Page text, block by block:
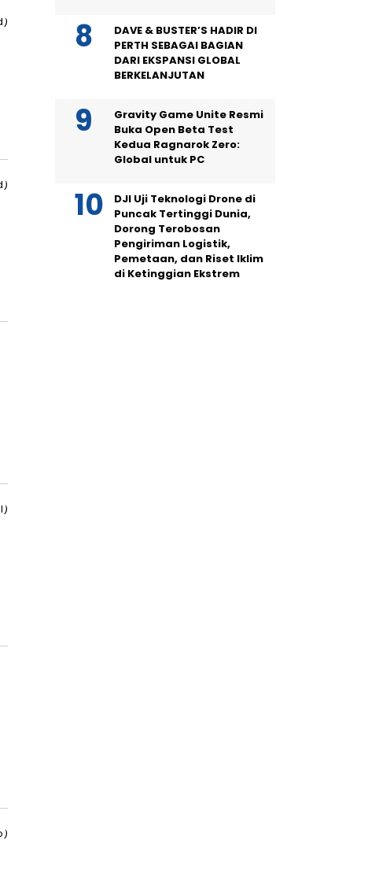
DAVE & BUSTER’S HADIR DI
PERTH SEBAGAI BAGIAN
DARI EKSPANSI GLOBAL
BERKELANJUTAN
Gravity Game Unite Resmi
Buka Open Beta Test
Kedua Ragnarok Zero:
Global untuk PC
DJI Uji Teknologi Drone di
Puncak Tertinggi Dunia,
Dorong Terobosan
Pengiriman Logistik,
Pemetaan, dan Riset Iklim
di Ketinggian Ekstrem